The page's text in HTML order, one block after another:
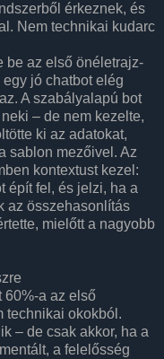
érkeznek, és
Nem technikai kudarc
be az első önéletrajz-
jó chatbot elég
A szabályalapú bot
– de nem kezelte,
ki az adatokat,
sablon mezőivel. Az
kontextust kezel:
épít fel, és jelzi, ha a
az összehasonlítás
mielőtt a nagyobb
60%-a az első
technikai okokból.
– de csak akkor, ha a
a felelősség